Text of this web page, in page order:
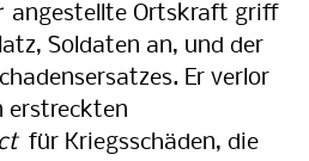
angestellte Ortskraft griff
Soldaten an, und der
Er verlor
erstreckten
für Kriegsschäden, die